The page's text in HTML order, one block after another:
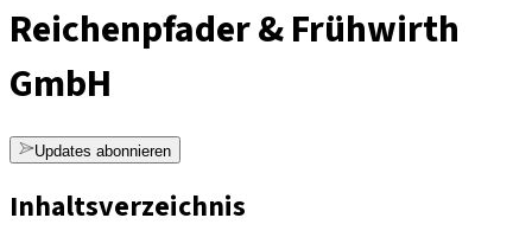
Reichenpfader & Frühwirth
GmbH
Updates abonnieren
Inhaltsverzeichnis